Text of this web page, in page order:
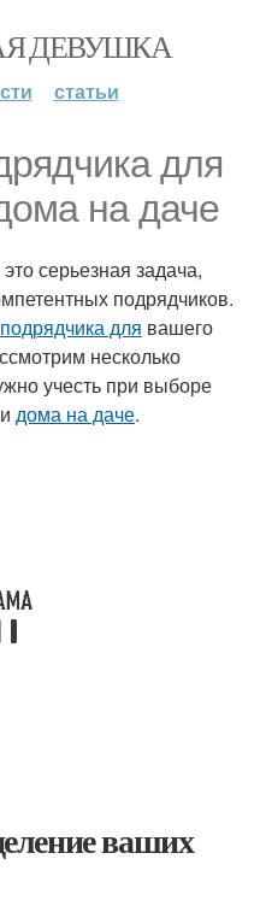
ДЕВУШКА
статьи
для
на даче
это серьезная задача,
подрядчиков.
подрядчика для вашего
несколько
учесть при выборе
дома на даче.
ваших